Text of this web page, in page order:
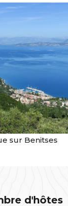
sur Benitses
d'hôtes